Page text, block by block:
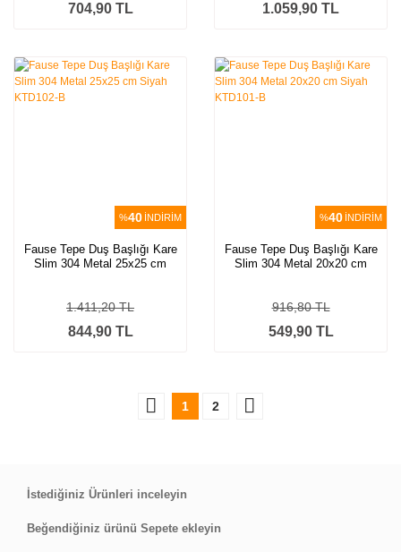
704,90 TL 1.059,90 TL
%40 İNDİRİM
Fause Tepe Duş Başlığı Kare
Slim 304 Metal 25x25 cm
844,90 TL
1.411,20 TL
%40 İNDİRİM
Fause Tepe Duş Başlığı Kare
Slim 304 Metal 20x20 cm
549,90 TL
916,80 TL
1 2
İstediğiniz Ürünleri inceleyin
Beğendiğiniz ürünü Sepete ekleyin